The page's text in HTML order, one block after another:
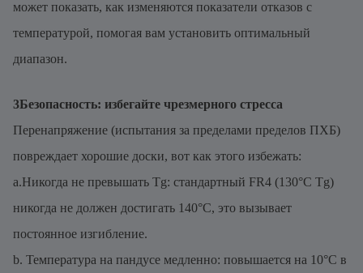
может показать, как изменяются показатели отказов с
температурой, помогая вам установить оптимальный
диапазон.
3Безопасность: избегайте чрезмерного стресса
Перенапряжение (испытания за пределами пределов ПХБ)
повреждает хорошие доски, вот как этого избежать:
a.Никогда не превышать Tg: стандартный FR4 (130°C Tg)
никогда не должен достигать 140°C, это вызывает
постоянное изгибление.
b. Температура на пандусе медленно: повышается на 10°C в